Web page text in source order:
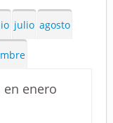
julio agosto
en enero